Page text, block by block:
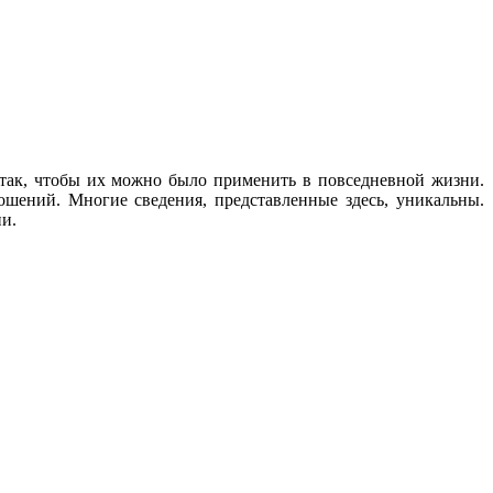
чтобы их можно было применить в повседневной жизни.
Многие сведения, представленные здесь, уникальны.